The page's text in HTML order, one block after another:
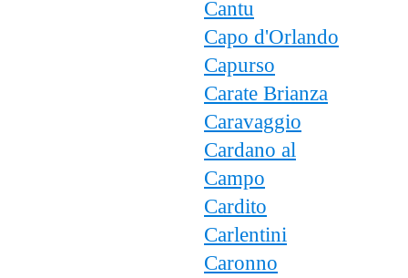
Cantu
Capo d'Orlando
Capurso
Carate Brianza
Caravaggio
Cardano al
Campo
Cardito
Carlentini
Caronno